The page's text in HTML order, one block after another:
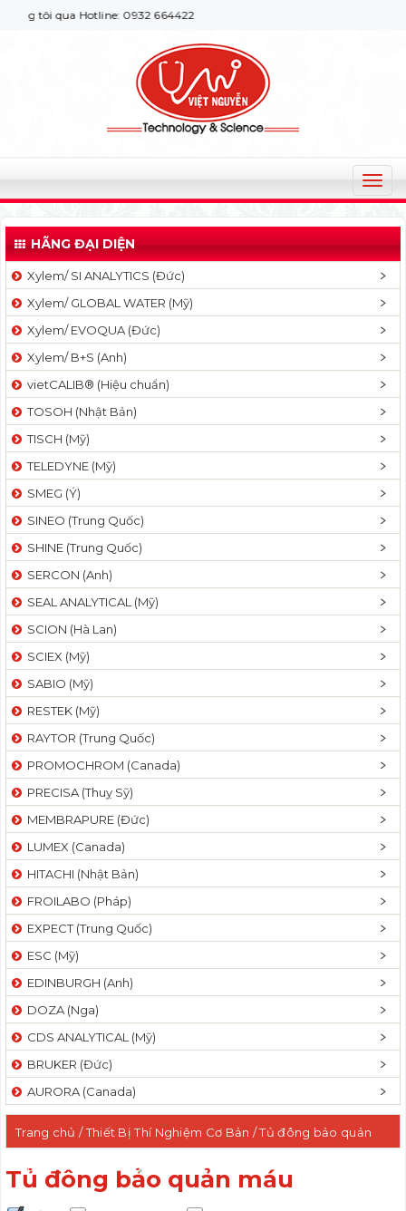
tôi qua Hotline: 0932 664422
T
o
g
l
v
a
t
n
HÃNG ĐẠI DIỆN
Xylem/ SI ANALYTICS (Đức)
Xylem/ GLOBAL WATER (Mỹ)
Xylem/ EVOQUA (Đức)
Xylem/ B+S (Anh)
vietCALIB® (Hiệu chuẩn)
TOSOH (Nhật Bản)
TISCH (Mỹ)
TELEDYNE (Mỹ)
SMEG (Ý)
SINEO (Trung Quốc)
SHINE (Trung Quốc)
SERCON (Anh)
SEAL ANALYTICAL (Mỹ)
SCION (Hà Lan)
SCIEX (Mỹ)
SABIO (Mỹ)
RESTEK (Mỹ)
RAYTOR (Trung Quốc)
PROMOCHROM (Canada)
PRECISA (Thuỵ Sỹ)
MEMBRAPURE (Đức)
LUMEX (Canada)
HITACHI (Nhật Bản)
FROILABO (Pháp)
EXPECT (Trung Quốc)
ESC (Mỹ)
EDINBURGH (Anh)
DOZA (Nga)
CDS ANALYTICAL (Mỹ)
BRUKER (Đức)
AURORA (Canada)
Trang chủ /Thiết Bị Thí Nghiệm Cơ Bản /Tủ đông bảo quản
mẫu / Tủ đông bảo quản máu
Tủ đông bảo quản máu